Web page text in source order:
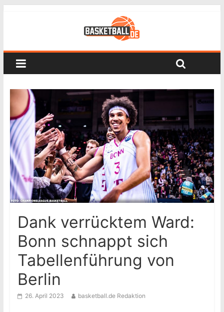
Dank verrücktem Ward:
Bonn schnappt sich
Tabellenführung von
Berlin
26. April 2023 basketball.de Redaktion